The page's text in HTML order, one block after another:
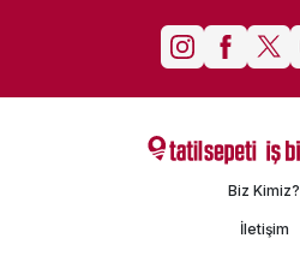
Biz Kimiz?
İletişim